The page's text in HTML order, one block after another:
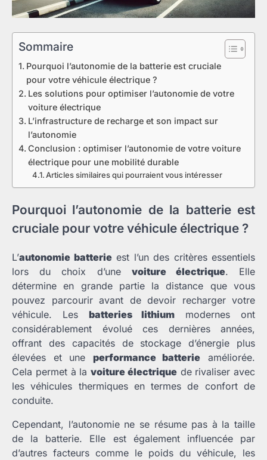
Sommaire
Pourquoi l’autonomie de la batterie est cruciale
pour votre véhicule électrique ?
Les solutions pour optimiser l’autonomie de votre
voiture électrique
L’infrastructure de recharge et son impact sur
l’autonomie
Conclusion : optimiser l’autonomie de votre voiture
électrique pour une mobilité durable
Articles similaires qui pourraient vous intéresser
Pourquoi l’autonomie de la batterie est
cruciale pour votre véhicule électrique ?
L’autonomie batterieest l’un des critères essentiels
lors du choix d’une voiture électrique. Elle
détermine en grande partie la distance que vous
pouvez parcourir avant de devoir recharger votre
véhicule. Les batteries lithium modernes ont
considérablement évolué ces dernières années,
offrant des capacités de stockage d’énergie plus
élevées et une performance batterie améliorée.
Cela permet à la voiture électriquede rivaliser avec
les véhicules thermiques en termes de confort de
conduite.
Cependant, l’autonomie ne se résume pas à la taille
de la batterie. Elle est également influencée par
d’autres facteurs comme le poids du véhicule, les